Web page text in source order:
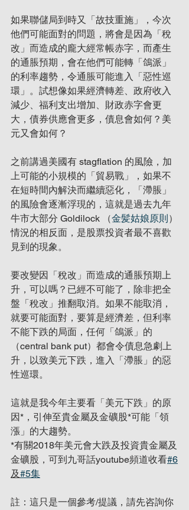
如果聯儲局到時又「故技重施」，今次
他們可能面對的問題，將會是因為「稅
改」而造成的龐大經常帳赤字，而產生
的通脹預期，會在他們可能轉「鴿派」
的利率趨勢，令通脹可能進入「惡性巡
環」。試想像如果經濟轉差、政府收入
減少、福利支出增加、財政赤字會更
大，債券供應會更多，債息會如何？美
元又會如何？
之前講過美國有 stagflation 的風險，加
上可能的小規模的「貿易戰」，如果不
在短時間內解決而繼續惡化，「滯脹」
的風險會逐漸浮現的，這就是過去九年
牛市大部分 Goldilock （金髪姑娘原則）
情況的相反面，是股票投資者最不喜歡
見到的現象。
要改變因「稅改」而造成的通脹預期上
升，可以嗎？已經不可能了，除非把全
盤「稅改」推翻取消。如果不能取消，
就要可能面對，要算是經濟差，但利率
不能下跌的局面，任何「鴿派」的
（central bank put）都會令債息急劇上
升，以致美元下跌，進入「滯脹」的惡
性巡環。
這就是我今年主要看「美元下跌」的原
因*，引伸至貴金屬及金礦股*可能「領
漲」的大趨勢。
*有關2018年美元會大跌及投資貴金屬及
金礦股，可到九哥話youtube頻道收看#6
及#5集
註：這只是一個參考/提議，請先咨詢你